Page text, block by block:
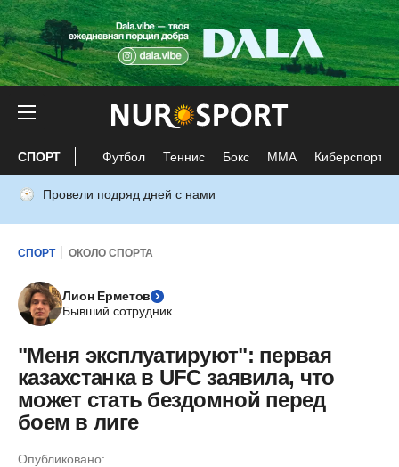
СПОРТ Футбол Теннис Бокс ММА Киберспорт
Провели подряд дней с нами
СПОРТ ОКОЛО СПОРТА
Лион Ерметов
Бывший сотрудник
"Меня эксплуатируют": первая
казахстанка в UFC заявила, что
может стать бездомной перед
боем в лиге
Опубликовано: